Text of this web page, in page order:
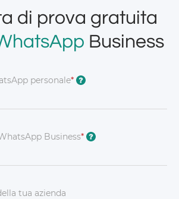
di prova gratuita
Business
personale* ?
Business* ?
tua azienda